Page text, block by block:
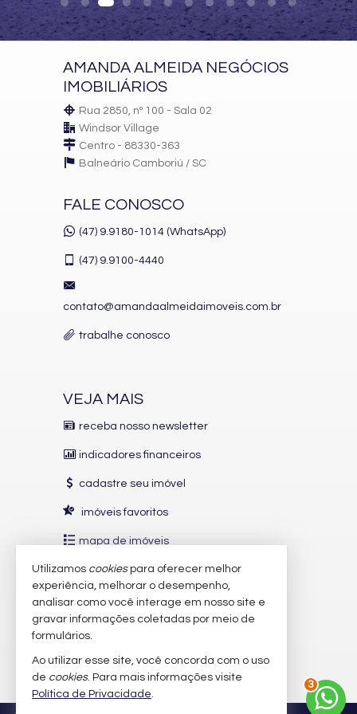
Piscina Baby
Piscina Criança
Piscina Família com SPA
Academia
Sala de Massagem
Lounge com Bar
Deck com spa
02 Saunas Úmidas
02 Saunas Secas
Espaço Mulher
Espaço de Beleza
Esteticista
Características do Imóvel
Sacada Técnica
Sala de TV
Características do Empreendimento
AMANDA ALMEIDA NEGÓCIOS
IMOBILIÁRIOS
Rua 2850, nº 100 - Sala 02
Windsor Village
Centro - 88330-363
Balneário Camboriú / SC
FALE CONOSCO
(47) 9.9180-1014 (WhatsApp)
(47) 9.9100-4440
contato@amandaalmeidaimoveis.com.br
trabalhe conosco
VEJA MAIS
receba nosso newsletter
indicadores financeiros
cadastre seu imóvel
imóveis favoritos
mapa de imóveis
INDICADORESFINANCEIROS
CUB / SC
R$ 3.151,24
Poupança
0,6738%
Euro
R$ 5,88
Utilizamos cookiespara oferecer melhor
experiência, melhorar o desempenho,
analisar como você interage em nosso site e
gravar informações coletadas por meio de
formulários.
Ao utilizar esse site, você concorda com o uso
de cookies. Para mais informações visite
Política de Privacidade.